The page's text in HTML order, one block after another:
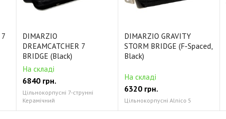
DIMARZIO
DREAMCATCHER 7
BRIDGE (Black)
На складі
6840 грн.
Цільнокорпусні 7-струнні
Керамічний
DIMARZIO GRAVITY
STORM BRIDGE (F-Spaced,
Black)
На складі
6320 грн.
Цільнокорпусні Alnico 5